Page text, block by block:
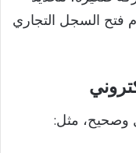
فتح السجل التجاري
وصحيح، مثل: